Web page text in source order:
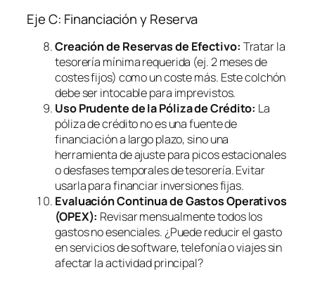
Eje C: Financiación y Reserva
Creación de Reservas de Efectivo: Tratar la
tesorería mínima requerida (ej. 2 meses de
costes fijos) como un coste más. Este colchón
debe ser intocable para imprevistos.
Uso Prudente de la Póliza de Crédito: La
póliza de crédito no es una fuente de
financiación a largo plazo, sino una
herramienta de ajuste para picos estacionales
o desfases temporales de tesorería. Evitar
usarla para financiar inversiones fijas.
Evaluación Continua de Gastos Operativos
(OPEX): Revisar mensualmente todos los
gastos no esenciales. ¿Puede reducir el gasto
en servicios desoftware, telefonía o viajes sin
afectar la actividad principal?